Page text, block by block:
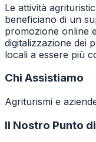
Le attività
beneficiano di un
promozione online
digitalizzazione dei
locali a essere più
Chi Assistiamo
Agriturismi e
Il Nostro Punto